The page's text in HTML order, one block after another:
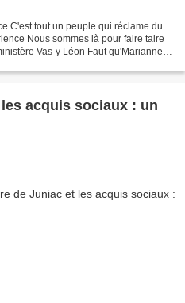
C'est tout un peuple qui réclame du
Nous sommes là pour faire taire
Vas-y Léon Faut qu'Marianne
acquis sociaux : un